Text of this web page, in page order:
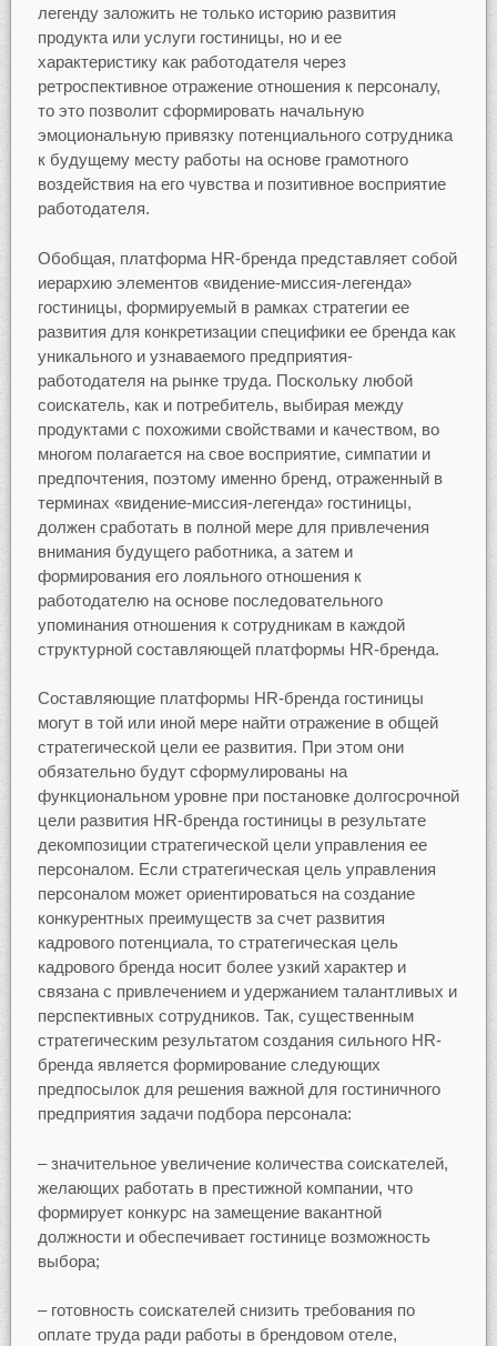
легенду заложить не только историю развития
продукта или услуги гостиницы, но и ее
характеристику как работодателя через
ретроспективное отражение отношения к персоналу,
то это позволит сформировать начальную
эмоциональную привязку потенциального сотрудника
к будущему месту работы на основе грамотного
воздействия на его чувства и позитивное восприятие
работодателя.
Обобщая, платформа HR-бренда представляет собой
иерархию элементов «видение-миссия-легенда»
гостиницы, формируемый в рамках стратегии ее
развития для конкретизации специфики ее бренда как
уникального и узнаваемого предприятия-
работодателя на рынке труда. Поскольку любой
соискатель, как и потребитель, выбирая между
продуктами с похожими свойствами и качеством, во
многом полагается на свое восприятие, симпатии и
предпочтения, поэтому именно бренд, отраженный в
терминах «видение-миссия-легенда» гостиницы,
должен сработать в полной мере для привлечения
внимания будущего работника, а затем и
формирования его лояльного отношения к
работодателю на основе последовательного
упоминания отношения к сотрудникам в каждой
структурной составляющей платформы HR-бренда.
Составляющие платформы HR-бренда гостиницы
могут в той или иной мере найти отражение в общей
стратегической цели ее развития. При этом они
обязательно будут сформулированы на
функциональном уровне при постановке долгосрочной
цели развития HR-бренда гостиницы в результате
декомпозиции стратегической цели управления ее
персоналом. Если стратегическая цель управления
персоналом может ориентироваться на создание
конкурентных преимуществ за счет развития
кадрового потенциала, то стратегическая цель
кадрового бренда носит более узкий характер и
связана с привлечением и удержанием талантливых и
перспективных сотрудников. Так, существенным
стратегическим результатом создания сильного HR-
бренда является формирование следующих
предпосылок для решения важной для гостиничного
предприятия задачи подбора персонала:
– значительное увеличение количества соискателей,
желающих работать в престижной компании, что
формирует конкурс на замещение вакантной
должности и обеспечивает гостинице возможность
выбора;
– готовность соискателей снизить требования по
оплате труда ради работы в брендовом отеле,